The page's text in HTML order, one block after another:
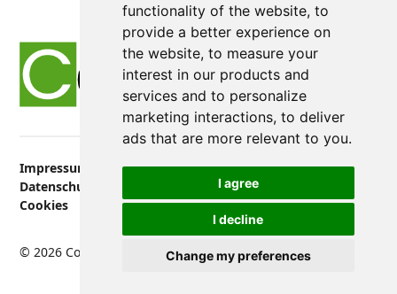
functionality of the website, to
provide a better experience on
the website, to measure your
interest in our products and
services and to personalize
marketing interactions, to deliver
ads that are more relevant to you.
I agree
I decline
Change my preferences
© 2026 Consersol
Made byKuhse Agency
Impressum
Datenschutz
Cookies